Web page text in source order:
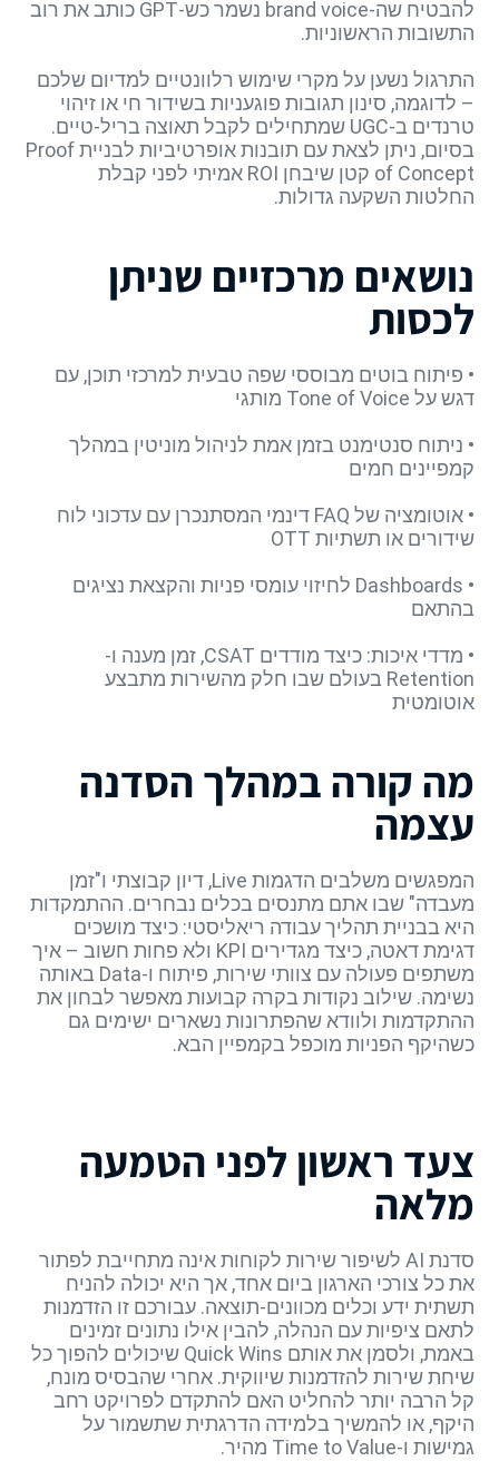
להבטיח שה-brand voice נשמר כש-GPT כותב את רוב
התשובות הראשוניות.
התרגול נשען על מקרי שימוש רלוונטיים למדיום שלכם
– לדוגמה, סינון תגובות פוגעניות בשידור חי או זיהוי
טרנדים ב-UGC שמתחילים לקבל תאוצה בריל-טיים.
בסיום, ניתן לצאת עם תובנות אופרטיביות לבניית Proof
of Concept קטן שיבחן ROI אמיתי לפני קבלת
החלטות השקעה גדולות.
נושאים מרכזיים שניתן
לכסות
• פיתוח בוטים מבוססי שפה טבעית למרכזי תוכן, עם
דגש על Tone of Voice מותגי
• ניתוח סנטימנט בזמן אמת לניהול מוניטין במהלך
קמפיינים חמים
• אוטומציה של FAQ דינמי המסתנכרן עם עדכוני לוח
שידורים או תשתיות OTT
• Dashboards לחיזוי עומסי פניות והקצאת נציגים
בהתאם
• מדדי איכות: כיצד מודדים CSAT, זמן מענה ו-
Retention בעולם שבו חלק מהשירות מתבצע
אוטומטית
מה קורה במהלך הסדנה
עצמה
המפגשים משלבים הדגמות Live, דיון קבוצתי ו"זמן
מעבדה" שבו אתם מתנסים בכלים נבחרים. ההתמקדות
היא בבניית תהליך עבודה ריאליסטי: כיצד מושכים
דגימת דאטה, כיצד מגדירים KPI ולא פחות חשוב – איך
משתפים פעולה עם צוותי שירות, פיתוח ו-Data באותה
נשימה. שילוב נקודות בקרה קבועות מאפשר לבחון את
ההתקדמות ולוודא שהפתרונות נשארים ישימים גם
כשהיקף הפניות מוכפל בקמפיין הבא.
צעד ראשון לפני הטמעה
מלאה
סדנת AI לשיפור שירות לקוחות אינה מתחייבת לפתור
את כל צורכי הארגון ביום אחד, אך היא יכולה להניח
תשתית ידע וכלים מכוונים-תוצאה. עבורכם זו הזדמנות
לתאם ציפיות עם הנהלה, להבין אילו נתונים זמינים
באמת, ולסמן את אותם Quick Wins שיכולים להפוך כל
שיחת שירות להזדמנות שיווקית. אחרי שהבסיס מונח,
קל הרבה יותר להחליט האם להתקדם לפרויקט רחב
היקף, או להמשיך בלמידה הדרגתית שתשמור על
גמישות ו-Time to Value מהיר.